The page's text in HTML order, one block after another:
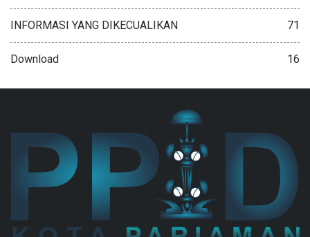
INFORMASI YANG DIKECUALIKAN 71
Download 16